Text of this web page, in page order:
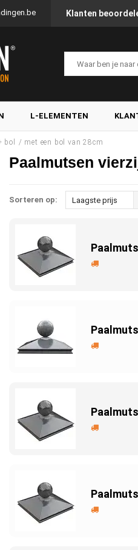
Klanten
L-ELEMENTEN
bol / met een bol van 28cm
Paalmutsen
Sorteren op: Laagste prijs